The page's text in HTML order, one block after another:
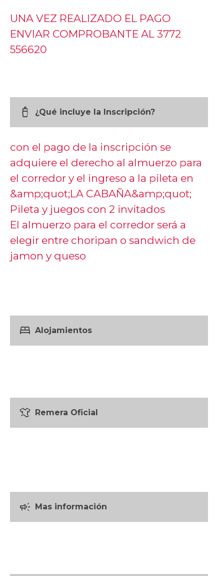
UNA VEZ REALIZADO EL PAGO
ENVIAR COMPROBANTE AL 3772
556620
water_bottle ¿Qué incluye la Inscripción?
con el pago de la inscripción se
adquiere el derecho al almuerzo para
el corredor y el ingreso a la pileta en
&amp;quot;LA CABAÑA&amp;quot;
Pileta y juegos con 2 invitados
El almuerzo para el corredor será a
elegir entre choripan o sandwich de
jamon y queso
bed Alojamientos
laundry Remera Oficial
campaign Mas información